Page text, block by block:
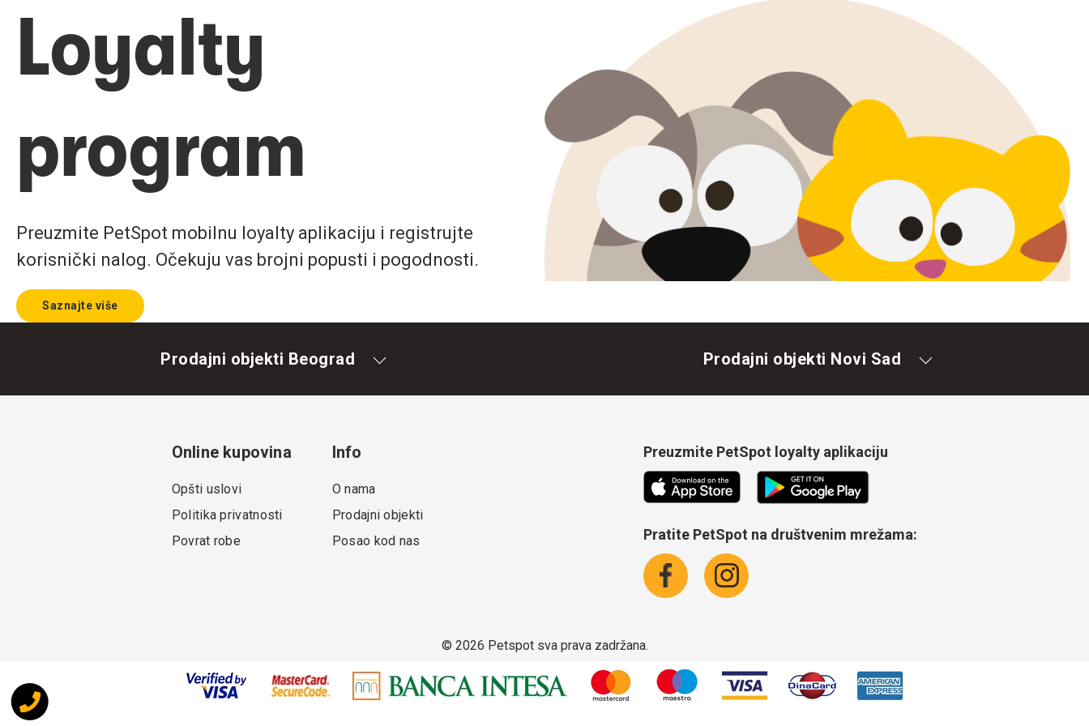
Loyalty
program
Preuzmite PetSpot mobilnu loyalty aplikaciju i registrujte
korisnički nalog. Očekuju vas brojni popusti i pogodnosti.
Saznajte više
Prodajni objekti Beograd Prodajni objekti Novi Sad
Online kupovina
Opšti uslovi
Politika privatnosti
Povrat robe
Info
O nama
Prodajni objekti
Posao kod nas
Preuzmite PetSpot loyalty aplikaciju
Pratite PetSpot na društvenim mrežama:
© 2026 Petspot sva prava zadržana.